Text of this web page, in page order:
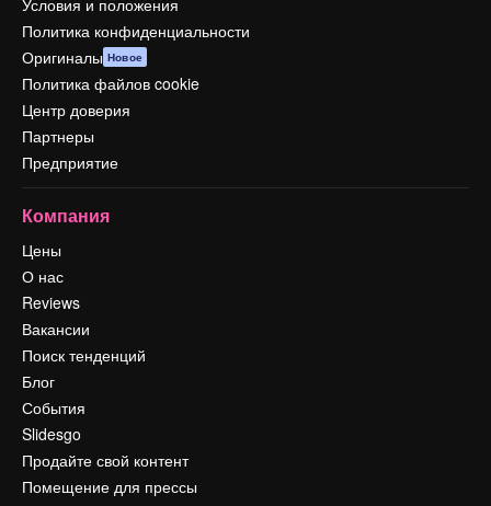
Политика конфиденциальности
Оригиналы Новое
Политика файлов cookie
Центр доверия
Партнеры
Предприятие
Компания
Цены
О нас
Reviews
Вакансии
Поиск тенденций
Блог
События
Slidesgo
Продайте свой контент
Помещение для прессы